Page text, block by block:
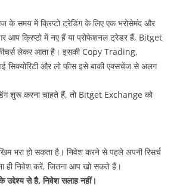
समय में क्रिप्टो ट्रेडिंग के लिए एक भरोसेमंद और
आप क्रिप्टो में नए हैं या प्रोफेशनल ट्रेडर हैं, Bitget
लेकर आता है। इसकी Copy Trading,
और लो फीस इसे बाकी एक्सचेंज से अलग
शुरू करना चाहते हैं, तो Bitget Exchange को
भरा हो सकता है। निवेश करने से पहले अपनी रिसर्च
निवेश करें, जितना आप खो सकते हैं।
से है, निवेश सलाह नहीं।